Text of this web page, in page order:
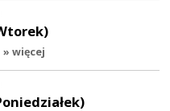
» więcej